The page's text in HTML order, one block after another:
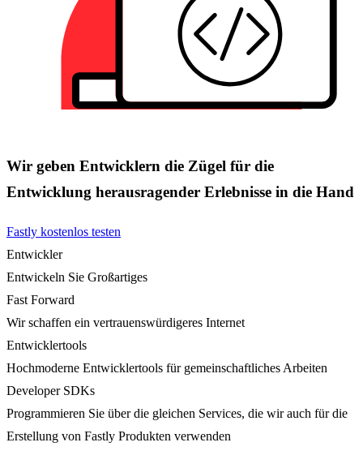
Wir geben Entwicklern die Zügel für die
Entwicklung herausragender Erlebnisse in die Hand
Fastly kostenlos testen
Entwickler
Entwickeln Sie Großartiges
Fast Forward
Wir schaffen ein vertrauenswürdigeres Internet
Entwicklertools
Hochmoderne Entwicklertools für gemeinschaftliches Arbeiten
Developer SDKs
Programmieren Sie über die gleichen Services, die wir auch für die
Erstellung von Fastly Produkten verwenden